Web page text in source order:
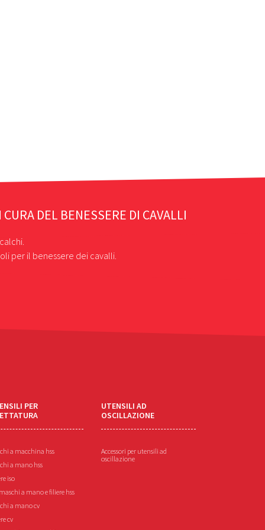
DEL BENESSERE DI CAVALLI
per il benessere dei cavalli.
PER
a macchina hss
a mano hss
iso
a mano e filiere hss
a mano cv
cv
UTENSILI AD
OSCILLAZIONE
Accessori per utensili ad
oscillazione